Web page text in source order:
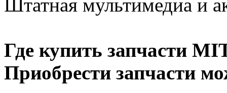
Штатная мультимедиа и
Где купить запчасти
Приобрести запчасти